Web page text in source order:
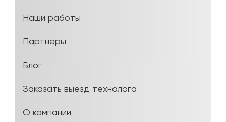
Наши работы
Партнеры
Блог
Заказать выезд технолога
О компании